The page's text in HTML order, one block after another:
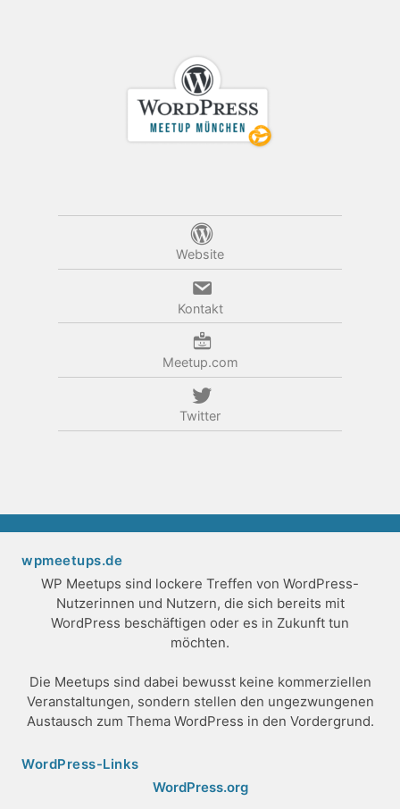
Website
Kontakt
Meetup.com
Twitter
wpmeetups.de
WP Meetups sind lockere Treffen von WordPress-
Nutzerinnen und Nutzern, die sich bereits mit
WordPress beschäftigen oder es in Zukunft tun
möchten.
Die Meetups sind dabei bewusst keine kommerziellen
Veranstaltungen, sondern stellen den ungezwungenen
Austausch zum Thema WordPress in den Vordergrund.
WordPress-Links
WordPress.org